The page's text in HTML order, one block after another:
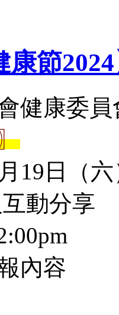
康節
健康委員
19日（
動分享
內容